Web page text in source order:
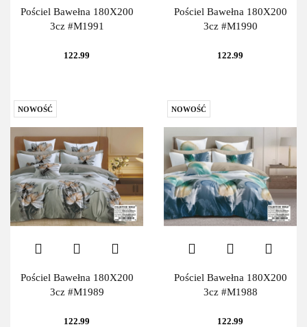
Pościel Bawełna 180X200
3cz #M1991
122.99
Pościel Bawełna 180X200
3cz #M1990
122.99
NOWOŚĆ
Pościel Bawełna 180X200
3cz #M1989
122.99
NOWOŚĆ
Pościel Bawełna 180X200
3cz #M1988
122.99